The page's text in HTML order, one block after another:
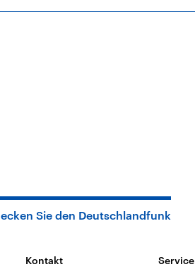
Sie den Deutschlandfunk
Kontakt Service